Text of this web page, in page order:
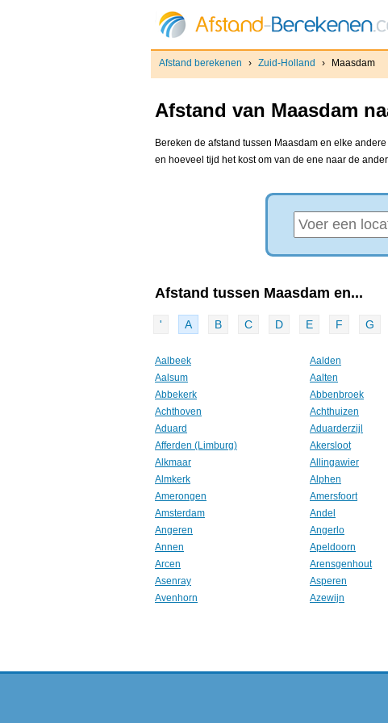
Afstand berekenen › Zuid-Holland › Maasdam
Afstand van Maasdam
Bereken de afstand tussen Maasdam en elke
en hoeveel tijd het kost om van de ene naar de
Afstand tussen Maasdam en...
' A B C D E F G
Aalbeek Aalden
Aalsum
Aalten
Abbekerk
Abbenbroek
Achthoven
Achthuizen
Aduard
Aduarderzijl
Afferden (Limburg)
Akersloot
Alkmaar
Allingawier
Almkerk
Alphen
Amerongen
Amersfoort
Amsterdam
Andel
Angeren
Angerlo
Annen
Apeldoorn
Arcen
Arensgenhout
Asenray
Asperen
Avenhorn
Azewijn